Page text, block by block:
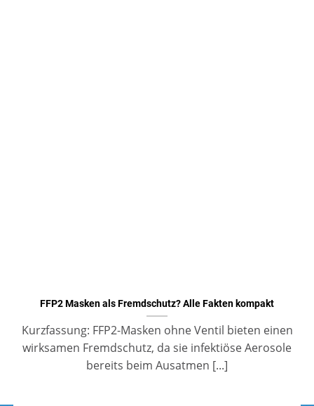
FFP2 Masken als Fremdschutz? Alle Fakten kompakt
Kurzfassung: FFP2-Masken ohne Ventil bieten einen
wirksamen Fremdschutz, da sie infektiöse Aerosole
bereits beim Ausatmen [...]